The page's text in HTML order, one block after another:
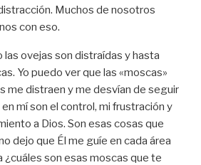
Muchos de nosotros
con eso.
las ovejas son distraídas y hasta
Yo puedo ver que las «moscas»
me distraen y me desvían de seguir
a Dios. Son esas cosas que
dejo que Él me guíe en cada área
¿cuáles son esas moscas que te